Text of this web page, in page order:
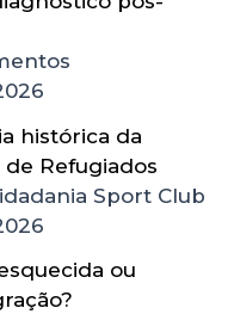
histórica da
Refugiados
Sport Club
ou